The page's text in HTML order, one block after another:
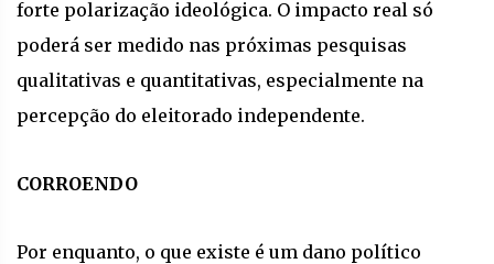
forte polarização ideológica. O impacto real só
poderá ser medido nas próximas pesquisas
qualitativas e quantitativas, especialmente na
percepção do eleitorado independente.
CORROENDO
Por enquanto, o que existe é um dano político